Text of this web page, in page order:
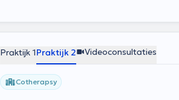
Praktijk 1Praktijk 2 Videoconsultaties
Cotherapsy